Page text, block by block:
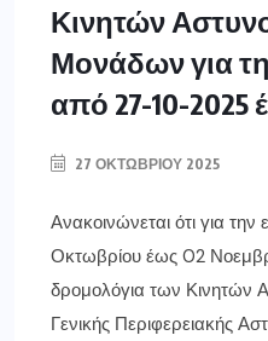
Κινητών
Μονάδων για
από 27-10-2025
27 ΟΚΤΩΒΡΊΟΥ 2025
Ανακοινώνεται ότι για
Οκτωβρίου έως 02
δρομολόγια των Κινητών
Γενικής Περιφερειακής